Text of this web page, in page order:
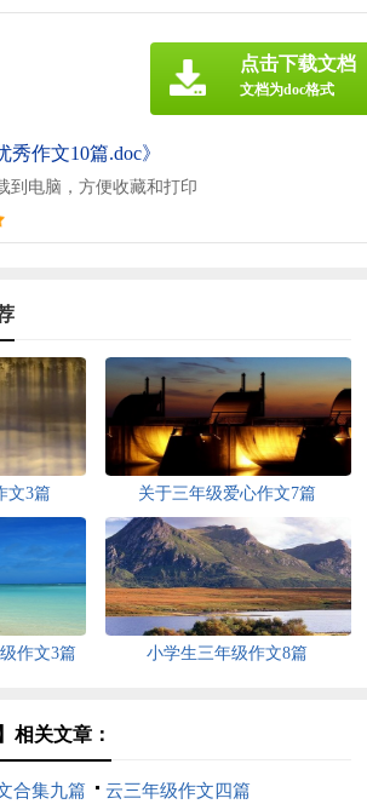
秀作文10篇.doc》
到电脑，方便收藏和打印
点击下载文档
文档为doc格式
文3篇 关于三年级爱心作文7篇
作文3篇 小学生三年级作文8篇
相关文章：
合集九篇 云三年级作文四篇